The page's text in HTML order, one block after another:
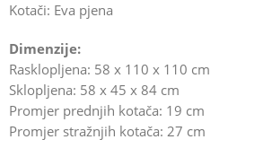
Kotači: Eva pjena
Dimenzije:
Rasklopljena: 58 x 110 x 110 cm
Sklopljena: 58 x 45 x 84 cm
Promjer prednjih kotača: 19 cm
Promjer stražnjih kotača: 27 cm